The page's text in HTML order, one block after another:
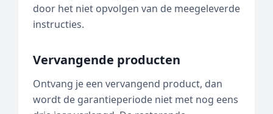
door het niet opvolgen van de meegeleverde
instructies.
Vervangende producten
Ontvang je een vervangend product, dan
wordt de garantieperiode niet met nog eens